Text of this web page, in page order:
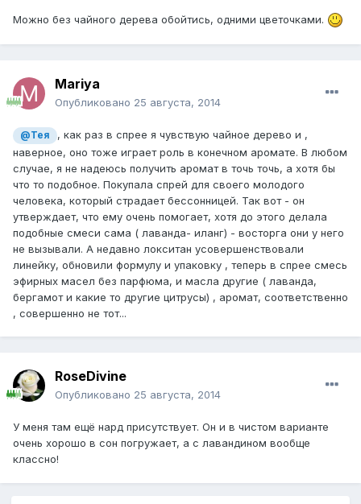
Можно без чайного дерева обойтись, одними цветочками.
Mariya
Опубликовано 25 августа, 2014
@Тея
, как раз в спрее я чувствую чайное дерево и ,
наверное, оно тоже играет роль в конечном аромате. В любом
случае, я не надеюсь получить аромат в точь точь, а хотя бы
что то подобное. Покупала спрей для своего молодого
человека, который страдает бессонницей. Так вот - он
утверждает, что ему очень помогает, хотя до этого делала
подобные смеси сама ( лаванда- иланг) - восторга они у него
не вызывали. А недавно локситан усовершенствовали
линейку, обновили формулу и упаковку , теперь в спрее смесь
эфирных масел без парфюма, и масла другие ( лаванда,
бергамот и какие то другие цитрусы) , аромат, соответственно
, совершенно не тот...
RoseDivine
Опубликовано 25 августа, 2014
У меня там ещё нард присутствует. Он и в чистом варианте
очень хорошо в сон погружает, а с лавандином вообще
классно!